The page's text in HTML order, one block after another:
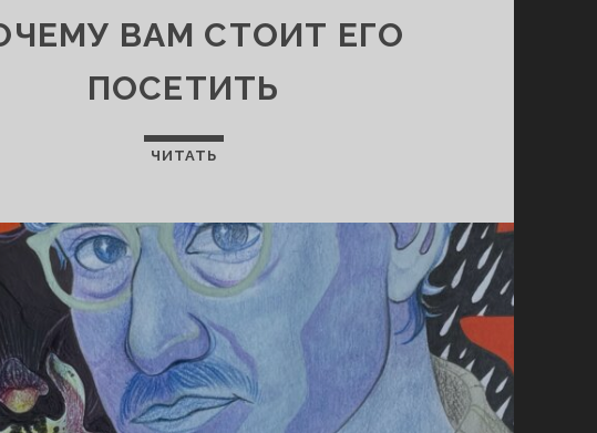
ВАМ СТОИТ ЕГО
ПОСЕТИТЬ
ЧИТАТЬ